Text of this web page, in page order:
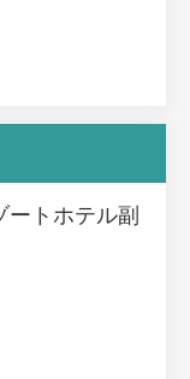
ートホテル副